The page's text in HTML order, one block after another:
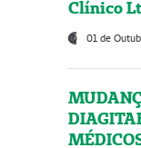
Clínico
01 de